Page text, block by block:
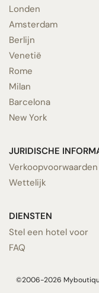
Londen
Amsterdam
Berlijn
Venetië
Rome
Milan
Barcelona
New York
JURIDISCHE
Verkoopvoorwaarden
Wettelijk
DIENSTEN
Stel een hotel voor
FAQ
©2006-2026